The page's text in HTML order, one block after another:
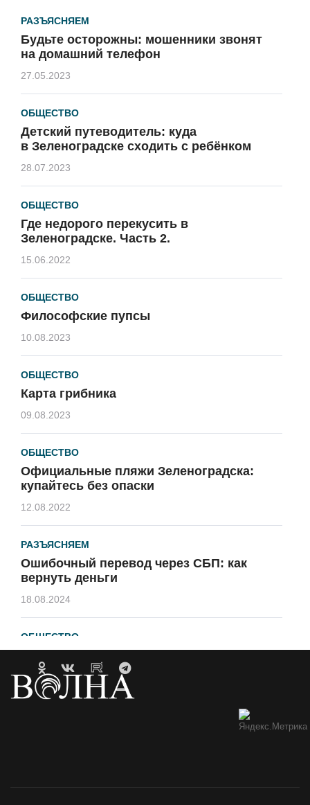
РАЗЪЯСНЯЕМ
Будьте осторожны: мошенники звонят
на домашний телефон
27.05.2023
ОБЩЕСТВО
Детский путеводитель: куда
в Зеленоградске сходить с ребёнком
28.07.2023
ОБЩЕСТВО
Где недорого перекусить в
Зеленоградске. Часть 2.
15.06.2022
ОБЩЕСТВО
Философские пупсы
10.08.2023
ОБЩЕСТВО
Карта грибника
09.08.2023
ОБЩЕСТВО
Официальные пляжи Зеленоградска:
купайтесь без опаски
12.08.2022
РАЗЪЯСНЯЕМ
Ошибочный перевод через СБП: как
вернуть деньги
18.08.2024
ОБЩЕСТВО
21.04.2023